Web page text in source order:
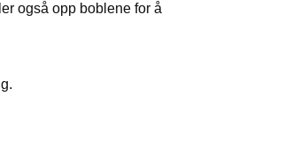
også opp boblene for å